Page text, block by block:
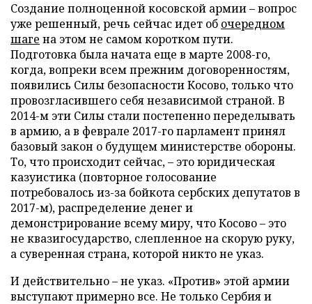
Создание полноценной косовской армии – вопрос
уже решенный, речь сейчас идет об очередном
шаге на этом не самом коротком пути.
Подготовка была начата еще в марте 2008-го,
когда, вопреки всем прежним договоренностям,
появились Силы безопасности Косово, только что
провозгласившего себя независимой страной. В
2014-м эти Силы стали постепенно переделывать
в армию, а в феврале 2017-го парламент принял
базовый закон о будущем министерстве обороны.
То, что происходит сейчас, – это юридическая
казуистика (повторное голосование
потребовалось из-за бойкота сербских депутатов в
2017-м), распределение денег и
демонстрирование всему миру, что Косово – это
не квазигосударство, слепленное на скорую руку,
а суверенная страна, которой никто не указ.
И действительно – не указ. «Против» этой армии
выступают примерно все. Не только Сербия и